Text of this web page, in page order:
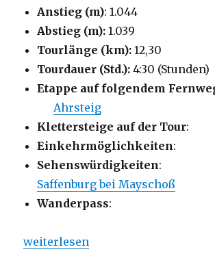
Anstieg (m): 1.044
Abstieg (m): 1.039
Tourlänge (km):12,30
Tourdauer (Std.): 4:30 (Stunden)
Etappe auf folgendem
Ahrsteig
Klettersteige auf der Tour:
Einkehrmöglichkeiten:
Sehenswürdigkeiten:
Saffenburg bei Mayschoß
Wanderpass:
„Ahrtal – Saffenburg-Tour bei
weiterlesen